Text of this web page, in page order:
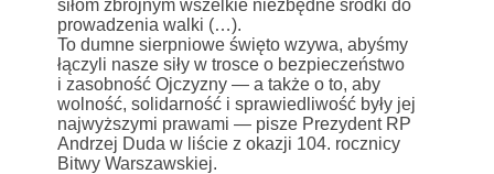
siłom zbrojnym wszelkie niezbędne środki do
prowadzenia walki (…).
To dumne sierpniowe święto wzywa, abyśmy
łączyli nasze siły w trosce o bezpieczeństwo
i zasobność Ojczyzny — a także o to, aby
wolność, solidarność i sprawiedliwość były jej
najwyższymi prawami — pisze Prezydent RP
Andrzej Duda w liście z okazji 104. rocznicy
Bitwy Warszawskiej.